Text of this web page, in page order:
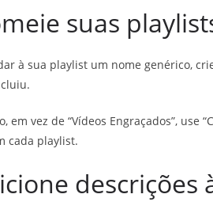
suas
à sua playlist um nome genérico,
em vez de “Vídeos Engraçados”, use
cada playlist.
descrições